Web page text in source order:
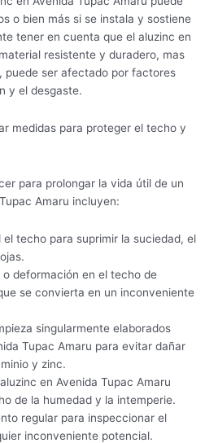
o bien más si se instala y sostiene
tener en cuenta que el aluzinc en
resistente y duradero, mas
puede ser afectado por factores
y el desgaste.
medidas para proteger el techo y
para prolongar la vida útil de un
Amaru incluyen:
el techo para suprimir la suciedad, el
o deformación en el techo de
se convierta en un inconveniente
singularmente elaborados
Tupac Amaru para evitar dañar
y zinc.
en Avenida Tupac Amaru
de la humedad y la intemperie.
regular para inspeccionar el
inconveniente potencial.